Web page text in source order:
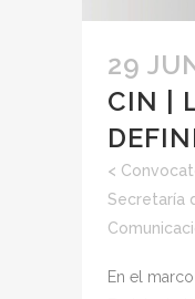
29
CIN |
<
Secretaría
En el